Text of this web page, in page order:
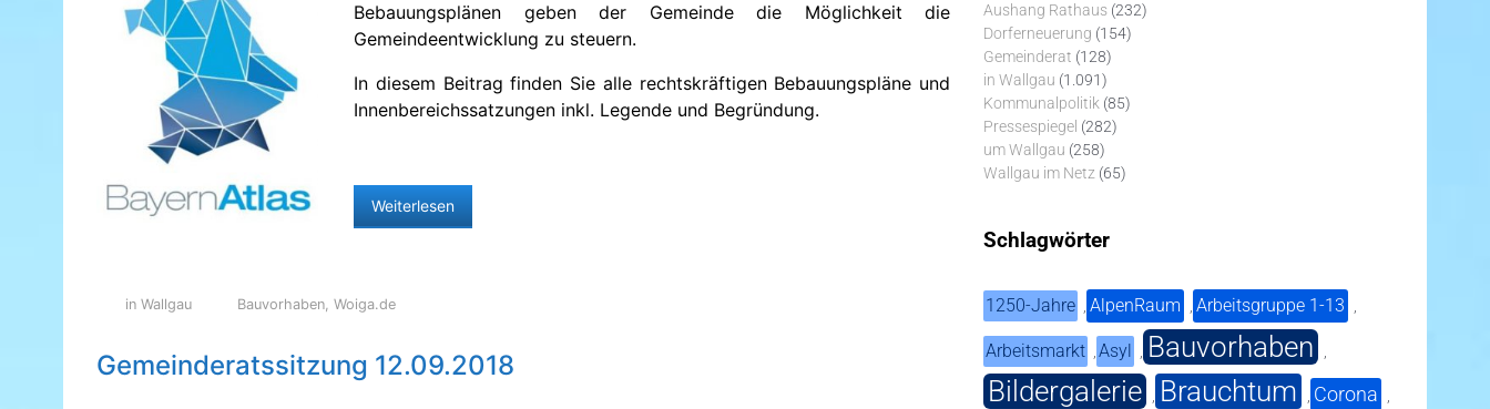
Bebauungsplänen geben der Gemeinde die Möglichkeit die
Gemeindeentwicklung zu steuern.
In diesem Beitrag finden Sie alle rechtskräftigen Bebauungspläne und
Innenbereichssatzungen inkl. Legende und Begründung.
Weiterlesen
in Wallgau Bauvorhaben,Woiga.de
Gemeinderatssitzung 12.09.2018
Aushang Rathaus (232)
Dorferneuerung (154)
Gemeinderat (128)
in Wallgau (1.091)
Kommunalpolitik (85)
Pressespiegel (282)
um Wallgau (258)
Wallgau im Netz (65)
Schlagwörter
1250-Jahre , AlpenRaum , Arbeitsgruppe 1-13 ,
Arbeitsmarkt ,Asyl , Bauvorhaben ,
Bildergalerie , Brauchtum , Corona ,